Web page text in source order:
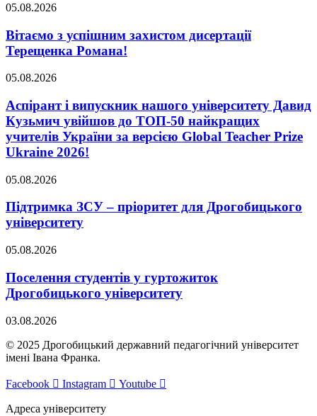
05.08.2026
Вітаємо з успішним захистом дисертації
Терещенка Романа!
05.08.2026
Аспірант і випускник нашого університету Давид
Кузьмич увійшов до ТОП-50 найкращих
учителів України за версією Global Teacher Prize
Ukraine 2026!
05.08.2026
Підтримка ЗСУ – пріоритет для Дрогобицького
університету
05.08.2026
Поселення студентів у гуртожиток
Дрогобицького університету
03.08.2026
© 2025 Дрогобицький державний педагогічний університет
імені Івана Франка.
Facebook Instagram Youtube
Адреса університету